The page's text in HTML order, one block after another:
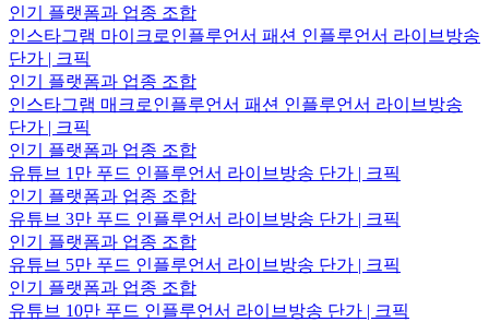
인기 플랫폼과 업종 조합
인스타그램 마이크로인플루언서 패션 인플루언서 라이브방송
단가 | 크픽
인기 플랫폼과 업종 조합
인스타그램 매크로인플루언서 패션 인플루언서 라이브방송
단가 | 크픽
인기 플랫폼과 업종 조합
유튜브 1만 푸드 인플루언서 라이브방송 단가 | 크픽
인기 플랫폼과 업종 조합
유튜브 3만 푸드 인플루언서 라이브방송 단가 | 크픽
인기 플랫폼과 업종 조합
유튜브 5만 푸드 인플루언서 라이브방송 단가 | 크픽
인기 플랫폼과 업종 조합
유튜브 10만 푸드 인플루언서 라이브방송 단가 | 크픽